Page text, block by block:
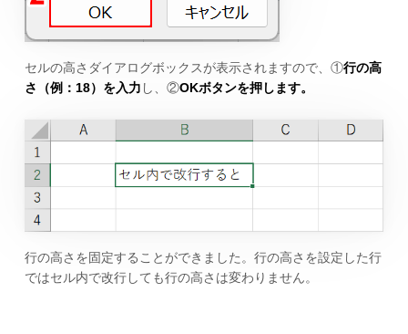
セルの高さダイアログボックスが表示されますので、①行の高
さ（例：18）を入力 し、②OKボタンを押します。
行の高さを固定することができました。行の高さを設定した行
ではセル内で改行しても行の高さは変わりません。